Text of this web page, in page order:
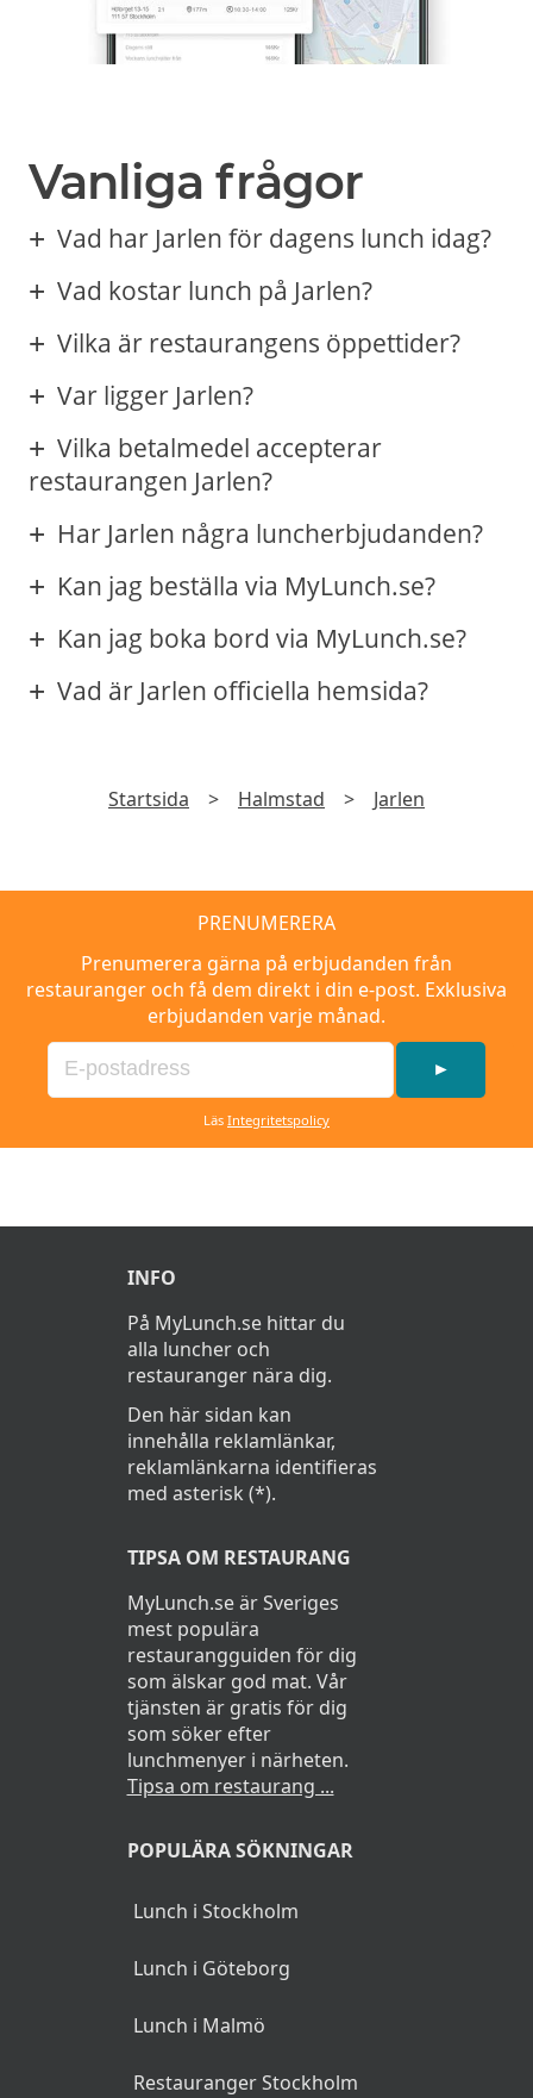
Vanliga frågor
Vad har Jarlen för dagens lunch idag?
Vad kostar lunch på Jarlen?
Vilka är restaurangens öppettider?
Var ligger Jarlen?
Vilka betalmedel accepterar
restaurangen Jarlen?
Har Jarlen några luncherbjudanden?
Kan jag beställa via MyLunch.se?
Kan jag boka bord via MyLunch.se?
Vad är Jarlen officiella hemsida?
Startsida > Halmstad > Jarlen
PRENUMERERA
Prenumerera gärna på erbjudanden från
restauranger och få dem direkt i din e-post. Exklusiva
erbjudanden varje månad.
►
Läs Integritetspolicy
INFO
På MyLunch.se hittar du
alla luncher och
restauranger nära dig.
Den här sidan kan
innehålla reklamlänkar,
reklamlänkarna identifieras
med asterisk (*).
TIPSA OM RESTAURANG
MyLunch.se är Sveriges
mest populära
restaurangguiden för dig
som älskar god mat. Vår
tjänsten är gratis för dig
som söker efter
lunchmenyer i närheten.
Tipsa om restaurang ...
POPULÄRA SÖKNINGAR
Lunch i Stockholm
Lunch i Göteborg
Lunch i Malmö
Restauranger Stockholm